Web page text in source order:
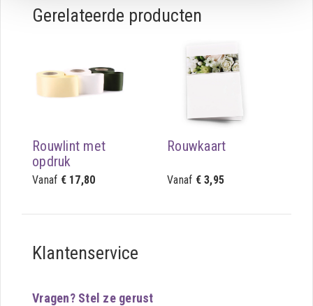
Gerelateerde producten
Rouwlint met
opdruk
Vanaf € 17,80
Rouwkaart
Vanaf € 3,95
Klantenservice
Vragen? Stel ze gerust